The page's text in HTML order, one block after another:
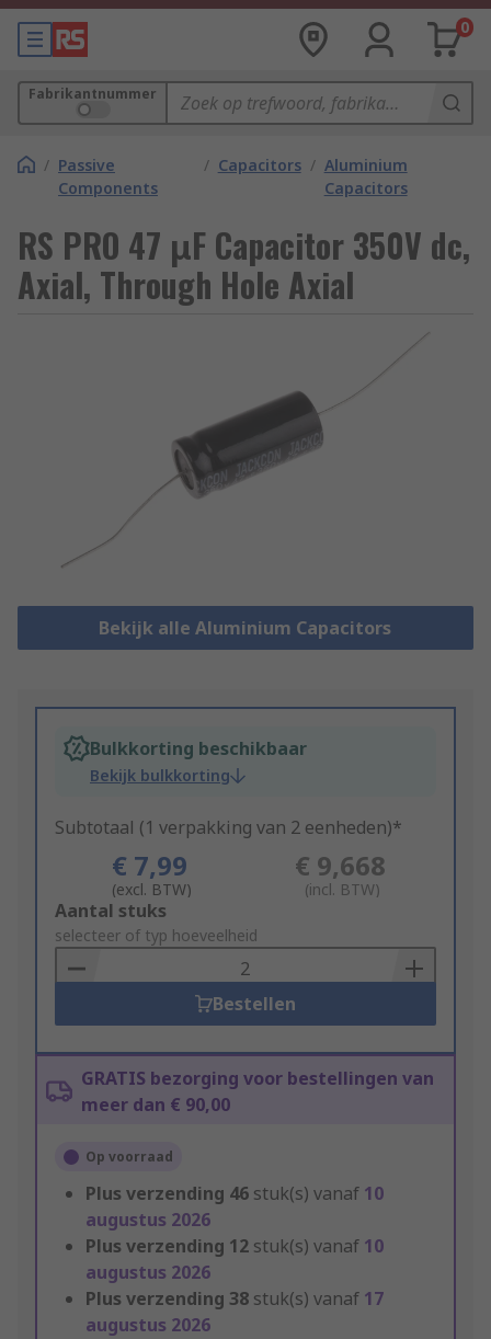
0
Fabrikantnummer
/ Passive
Components
/ Capacitors / Aluminium
Capacitors
RS PRO 47 μF Capacitor 350V dc,
Axial, Through Hole Axial
Bekijk alle Aluminium Capacitors
Bulkkorting beschikbaar
Bekijk bulkkorting
Subtotaal (1 verpakking van 2 eenheden)*
€ 7,99
(excl. BTW)
€ 9,668
(incl. BTW)
Add
to
Basket
Aantal stuks
selecteer of typ hoeveelheid
Bestellen
GRATIS bezorging voor bestellingen van
meer dan € 90,00
Op voorraad
Plus verzending 46 stuk(s) vanaf 10
augustus 2026
Plus verzending 12 stuk(s) vanaf 10
augustus 2026
Plus verzending 38 stuk(s) vanaf 17
augustus 2026